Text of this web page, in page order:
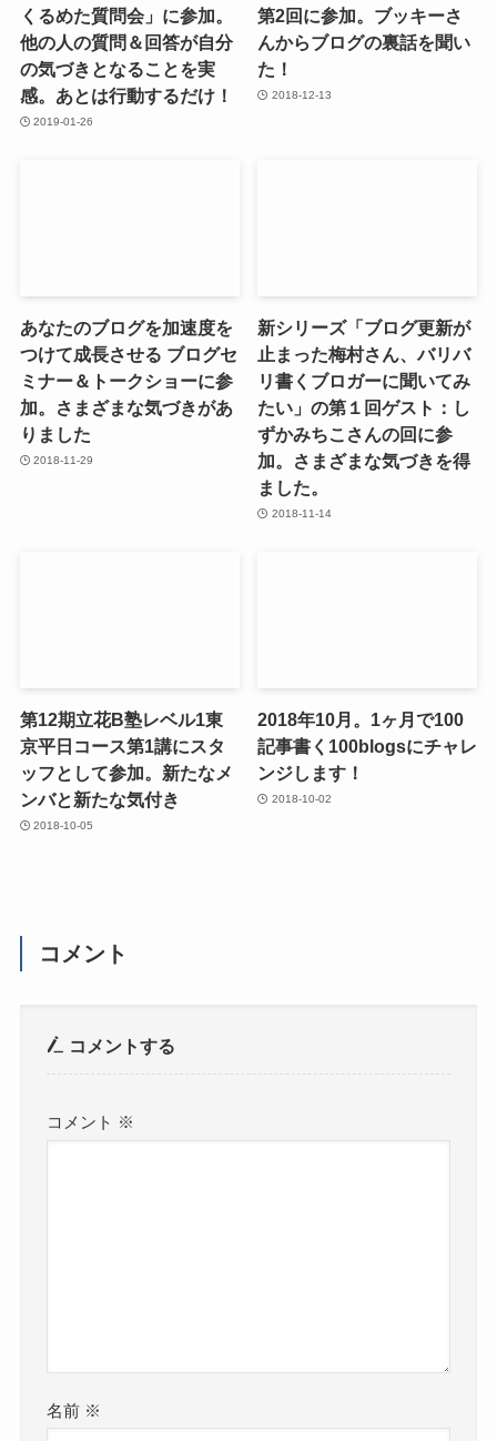
くるめた質問会」に参加。
他の人の質問＆回答が自分
の気づきとなることを実
感。あとは行動するだけ！
2019-01-26
第2回に参加。ブッキーさ
んからブログの裏話を聞い
た！
2018-12-13
あなたのブログを加速度を
つけて成長させる ブログセ
ミナー＆トークショーに参
加。さまざまな気づきがあ
りました
2018-11-29
新シリーズ「ブログ更新が
止まった梅村さん、バリバ
リ書くブロガーに聞いてみ
たい」の第１回ゲスト：し
ずかみちこさんの回に参
加。さまざまな気づきを得
ました。
2018-11-14
第12期立花B塾レベル1東
京平日コース第1講にスタ
ッフとして参加。新たなメ
ンバと新たな気付き
2018-10-05
2018年10月。1ヶ月で100
記事書く100blogsにチャレ
ンジします！
2018-10-02
コメント
コメントする
コメント ※
名前 ※